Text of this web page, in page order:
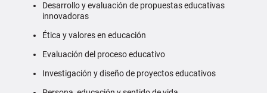
Desarrollo y evaluación de propuestas educativas
innovadoras
Ética y valores en educación
Evaluación del proceso educativo
Investigación y diseño de proyectos educativos